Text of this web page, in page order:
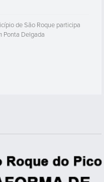
de São Roque participa
Ponta Delgada